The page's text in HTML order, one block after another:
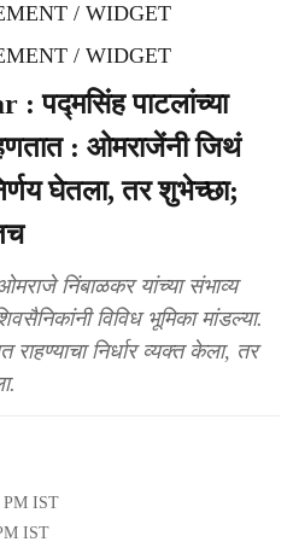
/ WIDGET
/ WIDGET
पद्मसिंह पाटलांच्या
: ओमराजेंनी जिथं
घेतला, तर शुभेच्छा;
निंबाळकर यांच्या संभाव्य
विविध भूमिका मांडल्या.
राहण्याचा निर्धार व्यक्त केला, तर
PM IST
IST